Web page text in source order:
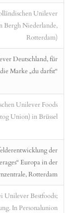
Unilever
Bergh Niederlande,
Rotterdam)
Deutschland, für
die Marke „du darfst“
Unilever Foods
Union) in Brüssel
der
Europa in der
Rotterdam
Unilever Bestfoods;
In Personalunion